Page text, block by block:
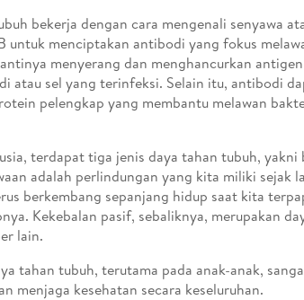
bekerja dengan cara mengenali senyawa
untuk menciptakan antibodi yang fokus
menyerang dan menghancurkan
atau sel yang terinfeksi. Selain itu, antibodi
pelengkap yang membantu melawan
terdapat tiga jenis daya tahan tubuh, yakni
adalah perlindungan yang kita miliki sejak
berkembang sepanjang hidup saat kita
Kekebalan pasif, sebaliknya, merupakan
lain.
tahan tubuh, terutama pada anak-anak,
menjaga kesehatan secara keseluruhan.